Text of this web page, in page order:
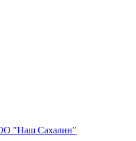
"Наш Сахалин"